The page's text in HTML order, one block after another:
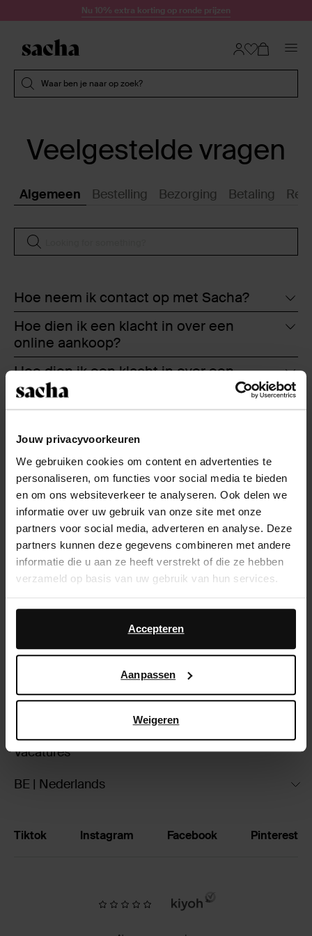
Jouw privacyvoorkeuren
We gebruiken cookies om content en advertenties te
personaliseren, om functies voor social media te bieden
en om ons websiteverkeer te analyseren. Ook delen we
informatie over uw gebruik van onze site met onze
partners voor social media, adverteren en analyse. Deze
partners kunnen deze gegevens combineren met andere
informatie die u aan ze heeft verstrekt of die ze hebben
verzameld op basis van uw gebruik van hun services.
Daarnaast werken wij samen met Google voor
advertentie- en meetdoeleinden. Meer informatie over
hoe Google uw persoonsgegevens gebruikt, vindt u op
Accepteren
Aanpassen
Weigeren
Doorgaan naar artikelNu 10% extra korting op ronde prijzen
Waar ben je naar op zoek?
Veelgestelde vragen
Algemeen Bestelling Bezorging Betaling
Hoe neem ik contact op met Sacha?
Hoe dien ik een klacht in over een
online aankoop?
Hoe dien ik een klacht in over een
winkelaankoop?
Hoe lang heb ik garantie op mijn
artikel?
Hoe kan ik mezelf aanmelden voor de
nieuwsbrief?
Hoe kan ik mezelf afmelden voor de
nieuwsbrief?
Verzending & levering
Vacatures
BE | Nederlands
Tiktok Instagram Facebook Pinterest